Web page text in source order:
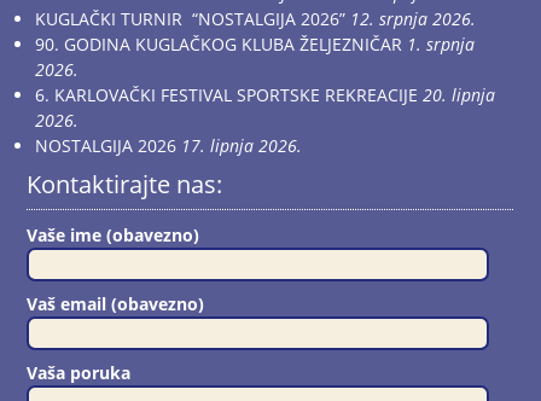
KUGLAČKI TURNIR “NOSTALGIJA 2026” 12. srpnja 2026.
90. GODINA KUGLAČKOG KLUBA ŽELJEZNIČAR 1. srpnja
2026.
6. KARLOVAČKI FESTIVAL SPORTSKE REKREACIJE 20. lipnja
2026.
NOSTALGIJA 2026 17. lipnja 2026.
Kontaktirajte nas:
Vaše ime (obavezno)
Vaš email (obavezno)
Vaša poruka